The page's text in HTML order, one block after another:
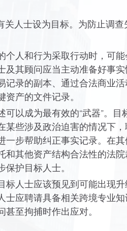
关人士设为目标。为防止调查
个人和行为采取行动时，可能
及其顾问应当主动准备好事实
记录的副本、通过合法商业活
产的文件记录。
以成为最有效的“武器”。目
某些涉及政治迫害的情况下，
一步帮助纠正事实记录。在其
和其他资产结构合法性的法院
护目标人士。
标人士应该预见到可能出现升
士应聘请具备相关跨境专业知
至拘捕时作出应对。